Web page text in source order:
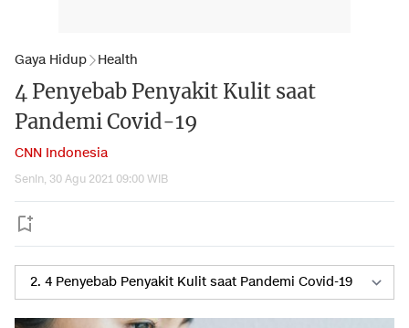
Gaya Hidup Health
4 Penyebab Penyakit Kulit saat
Pandemi Covid-19
CNN Indonesia
Senin, 30 Agu 2021 09:00 WIB